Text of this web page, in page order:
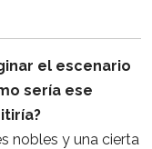
el escenario
sería ese
nobles y una cierta